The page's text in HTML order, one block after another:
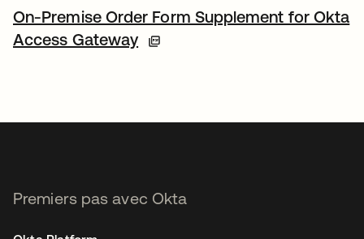
On-Premise Order Form Supplement for Okta
Access Gateway
Premiers pas avec Okta